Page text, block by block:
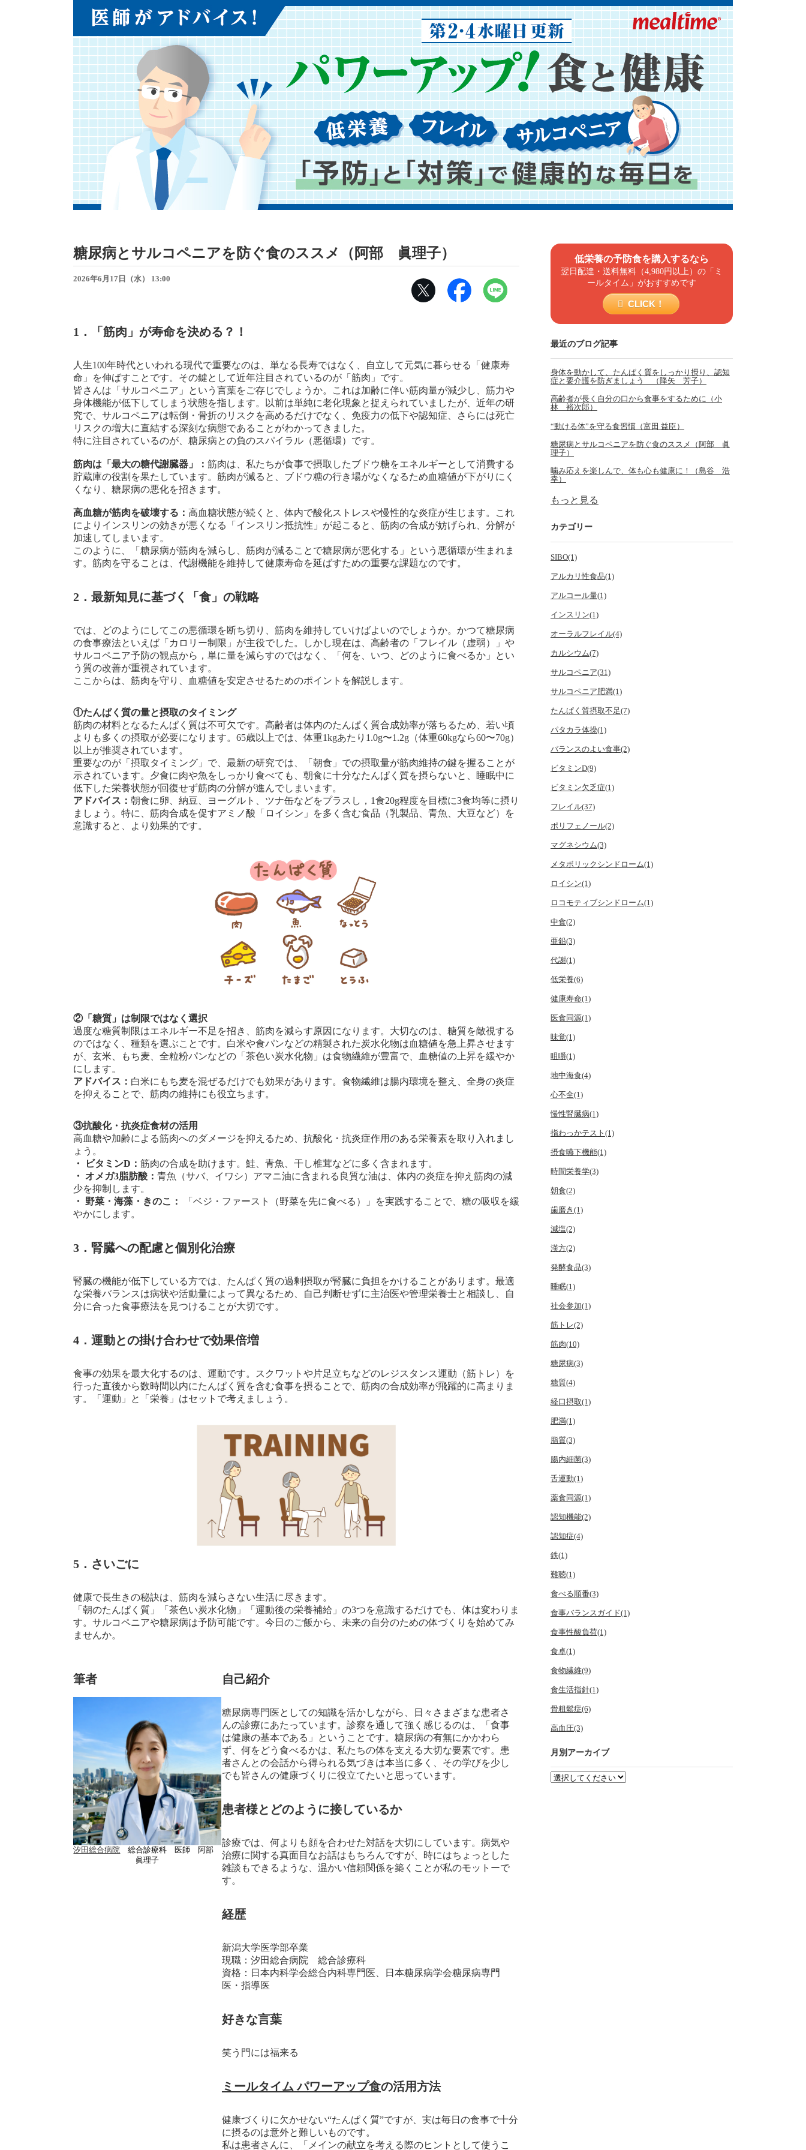
糖尿病とサルコペニアを防ぐ食のススメ（阿部 眞理子）
2026年6月17日（水） 13:00
1．「筋肉」が寿命を決める？！
人生100年時代といわれる現代で重要なのは、単なる長寿ではなく、自立して元気に暮らせる「健康寿
命」を伸ばすことです。その鍵として近年注目されているのが「筋肉」です。
皆さんは「サルコペニア」という言葉をご存じでしょうか。これは加齢に伴い筋肉量が減少し、筋力や
身体機能が低下してしまう状態を指します。以前は単純に老化現象と捉えられていましたが、近年の研
究で、サルコペニアは転倒・骨折のリスクを高めるだけでなく、免疫力の低下や認知症、さらには死亡
リスクの増大に直結する深刻な病態であることがわかってきました。
特に注目されているのが、糖尿病との負のスパイラル（悪循環）です。
筋肉は「最大の糖代謝臓器」： 筋肉は、私たちが食事で摂取したブドウ糖をエネルギーとして消費する
貯蔵庫の役割を果たしています。筋肉が減ると、ブドウ糖の行き場がなくなるため血糖値が下がりにく
くなり、糖尿病の悪化を招きます。
高血糖が筋肉を破壊する： 高血糖状態が続くと、体内で酸化ストレスや慢性的な炎症が生じます。これ
によりインスリンの効きが悪くなる「インスリン抵抗性」が起こると、筋肉の合成が妨げられ、分解が
加速してしまいます。
このように、「糖尿病が筋肉を減らし、筋肉が減ることで糖尿病が悪化する」という悪循環が生まれま
す。筋肉を守ることは、代謝機能を維持して健康寿命を延ばすための重要な課題なのです。
2．最新知見に基づく「食」の戦略
では、どのようにしてこの悪循環を断ち切り、筋肉を維持していけばよいのでしょうか。かつて糖尿病
の食事療法といえば「カロリー制限」が主役でした。しかし現在は、高齢者の「フレイル（虚弱）」や
サルコペニア予防の観点から，単に量を減らすのではなく、「何を、いつ、どのように食べるか」とい
う質の改善が重視されています。
ここからは、筋肉を守り、血糖値を安定させるためのポイントを解説します。
①たんぱく質の量と摂取のタイミング
筋肉の材料となるたんぱく質は不可欠です。高齢者は体内のたんぱく質合成効率が落ちるため、若い頃
よりも多くの摂取が必要になります。65歳以上では、体重1kgあたり1.0g〜1.2g（体重60kgなら60〜70g）
以上が推奨されています。
重要なのが「摂取タイミング」で、最新の研究では、「朝食」での摂取量が筋肉維持の鍵を握ることが
示されています。夕食に肉や魚をしっかり食べても、朝食に十分なたんぱく質を摂らないと、睡眠中に
低下した栄養状態が回復せず筋肉の分解が進んでしまいます。
アドバイス： 朝食に卵、納豆、ヨーグルト、ツナ缶などをプラスし，1食20g程度を目標に3食均等に摂り
ましょう。特に、筋肉合成を促すアミノ酸「ロイシン」を多く含む食品（乳製品、青魚、大豆など）を
意識すると、より効果的です。
②「糖質」は制限ではなく選択
過度な糖質制限はエネルギー不足を招き、筋肉を減らす原因になります。大切なのは、糖質を敵視する
のではなく、種類を選ぶことです。白米や食パンなどの精製された炭水化物は血糖値を急上昇させます
が、玄米、もち麦、全粒粉パンなどの「茶色い炭水化物」は食物繊維が豊富で、血糖値の上昇を緩やか
にします。
アドバイス： 白米にもち麦を混ぜるだけでも効果があります。食物繊維は腸内環境を整え、全身の炎症
を抑えることで、筋肉の維持にも役立ちます。
③抗酸化・抗炎症食材の活用
高血糖や加齢による筋肉へのダメージを抑えるため、抗酸化・抗炎症作用のある栄養素を取り入れまし
ょう。
・ ビタミンD： 筋肉の合成を助けます。鮭、青魚、干し椎茸などに多く含まれます。
・ オメガ3脂肪酸： 青魚（サバ、イワシ）アマニ油に含まれる良質な油は、体内の炎症を抑え筋肉の減
少を抑制します。
・ 野菜・海藻・きのこ：
「ベジ・ファースト（野菜を先に食べる）」を実践することで、糖の吸収を緩
やかにします。
3．腎臓への配慮と個別化治療
腎臓の機能が低下している方では、たんぱく質の過剰摂取が腎臓に負担をかけることがあります。最適
な栄養バランスは病状や活動量によって異なるため、自己判断せずに主治医や管理栄養士と相談し、自
分に合った食事療法を見つけることが大切です。
4．運動との掛け合わせで効果倍増
食事の効果を最大化するのは、運動です。スクワットや片足立ちなどのレジスタンス運動（筋トレ）を
行った直後から数時間以内にたんぱく質を含む食事を摂ることで、筋肉の合成効率が飛躍的に高まりま
す。「運動」と「栄養」はセットで考えましょう。
5．さいごに
健康で長生きの秘訣は、筋肉を減らさない生活に尽きます。
「朝のたんぱく質」「茶色い炭水化物」「運動後の栄養補給」の3つを意識するだけでも、体は変わりま
す。サルコペニアや糖尿病は予防可能です。今日のご飯から、未来の自分のための体づくりを始めてみ
ませんか。
筆者
汐田総合病院 総合診療科 医師 阿部
眞理子
自己紹介
糖尿病専門医としての知識を活かしながら、日々さまざまな患者さ
んの診療にあたっています。診察を通して強く感じるのは、「食事
は健康の基本である」ということです。糖尿病の有無にかかわら
ず、何をどう食べるかは、私たちの体を支える大切な要素です。患
者さんとの会話から得られる気づきは本当に多く、その学びを少し
でも皆さんの健康づくりに役立てたいと思っています。
患者様とどのように接しているか
診療では、何よりも顔を合わせた対話を大切にしています。病気や
治療に関する真面目なお話はもちろんですが、時にはちょっとした
雑談もできるような、温かい信頼関係を築くことが私のモットーで
す。
経歴
新潟大学医学部卒業
現職：汐田総合病院 総合診療科
資格：日本内科学会総合内科専門医、日本糖尿病学会糖尿病専門
医・指導医
好きな言葉
笑う門には福来る
ミールタイム パワーアップ食の活用方法
健康づくりに欠かせない“たんぱく質”ですが、実は毎日の食事で十分
に摂るのは意外と難しいものです。
私は患者さんに、「メインの献立を考える際のヒントとして使うこ
低栄養の予防食を購入するなら
翌日配達・送料無料（4,980円以上）の「ミ
ールタイム」がおすすめです
CLICK！
最近のブログ記事
身体を動かして、たんぱく質をしっかり摂り、認知
症と要介護を防ぎましょう （降矢 芳子）
高齢者が長く自分の口から食事をするために（小
林 裕次郎）
“動ける体”を守る食習慣（富田 益臣）
糖尿病とサルコペニアを防ぐ食のススメ（阿部 眞
理子）
噛み応えを楽しんで、体も心も健康に！（島谷 浩
幸）
もっと見る
カテゴリー
SIBO(1)
アルカリ性食品(1)
アルコール量(1)
インスリン(1)
オーラルフレイル(4)
カルシウム(7)
サルコペニア(31)
サルコペニア肥満(1)
たんぱく質摂取不足(7)
パタカラ体操(1)
バランスのよい食事(2)
ビタミンD(9)
ビタミン欠乏症(1)
フレイル(37)
ポリフェノール(2)
マグネシウム(3)
メタボリックシンドローム(1)
ロイシン(1)
ロコモティブシンドローム(1)
中食(2)
亜鉛(3)
代謝(1)
低栄養(6)
健康寿命(1)
医食同源(1)
味覚(1)
咀嚼(1)
地中海食(4)
心不全(1)
慢性腎臓病(1)
指わっかテスト(1)
摂食嚥下機能(1)
時間栄養学(3)
朝食(2)
歯磨き(1)
減塩(2)
漢方(2)
発酵食品(3)
睡眠(1)
社会参加(1)
筋トレ(2)
筋肉(10)
糖尿病(3)
糖質(4)
経口摂取(1)
肥満(1)
脂質(3)
腸内細菌(3)
舌運動(1)
薬食同源(1)
認知機能(2)
認知症(4)
鉄(1)
難聴(1)
食べる順番(3)
食事バランスガイド(1)
食事性酸負荷(1)
食卓(1)
食物繊維(9)
食生活指針(1)
骨粗鬆症(6)
高血圧(3)
月別アーカイブ